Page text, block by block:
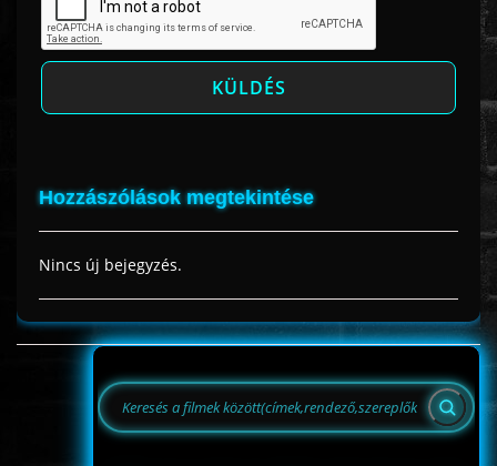
Hozzászólások megtekintése
Nincs új bejegyzés.